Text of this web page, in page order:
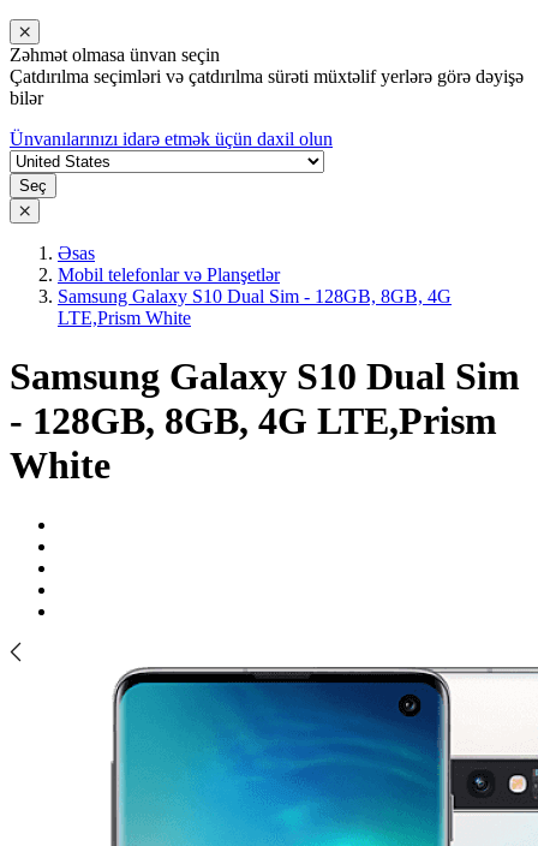
Zəhmət olmasa ünvan seçin
Çatdırılma seçimləri və çatdırılma sürəti müxtəlif yerlərə görə dəyişə
bilər
Ünvanılarınızı idarə etmək üçün daxil olun
Seç
Əsas
Mobil telefonlar və Planşetlər
Samsung Galaxy S10 Dual Sim - 128GB, 8GB, 4G
LTE,Prism White
Samsung Galaxy S10 Dual Sim
- 128GB, 8GB, 4G LTE,Prism
White